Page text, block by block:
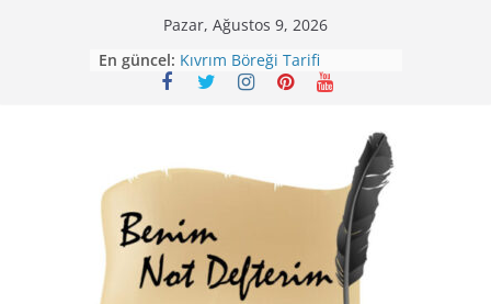
Pazar, Ağustos 9, 2026
En güncel: Mirik Köfte Tarifi – Sivas
Kıvrım Böreği Tarifi
Karabuğday Pilavı Tarifi
Nohutlu Pirinç Pilavı Tarifi